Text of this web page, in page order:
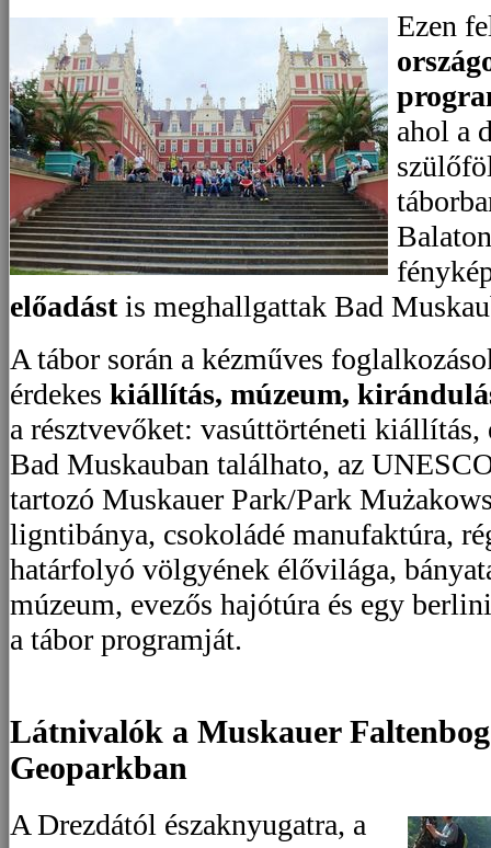
Ezen
ahol a
előadástis meghallgattak Bad
A tábor során a kézműves
érdekes kiállítás, múzeum,
a résztvevőket: vasúttörténeti kiállítás,
Bad Muskauban találhato, az
tartozó Muskauer Park/Park
ligntibánya, csokoládé manufaktúra,
határfolyó völgyének élővilága,
múzeum, evezős hajótúra és egy
a tábor programját.
Látnivalók a Muskauer
Geoparkban
A Drezdától északnyugatra, a